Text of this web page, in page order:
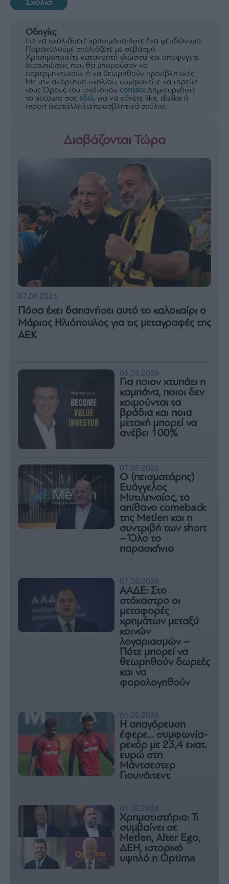
Σχόλια
Οδηγίες
Για να σχολιάσετε χρησιμοποιήστε ένα ψευδώνυμο.
Παρακαλούμε σχολιάζετε με σεβασμό.
Χρησιμοποιείτε κατανοητή γλώσσα και αποφύγετε
διατυπώσεις που θα μπορούσαν να
παρερμηνευτούν ή να θεωρηθούν προσβλητικές.
Με την ανάρτηση σχολίου, συμφωνείτε να τηρείτε
τους Όρους του ιστότοπου contactΔημιουργήστε
το account σας εδώ, για να κάνετε like, dislike ή
report ακατάλληλα/προσβλητικά σχόλια.
Διαβάζονται Τώρα
07.08.2026
Πόσα έχει δαπανήσει αυτό το καλοκαίρι ο
Μάριος Ηλιόπουλος για τις μεταγραφές της
ΑΕΚ
06.08.2026
Για ποιον χτυπάει η
καμπάνα, ποιοι δεν
κοιμούνται τα
βράδια και ποια
μετοχή μπορεί να
ανέβει 100%
07.08.2026
Ο (πεισματάρης)
Ευάγγελος
Μυτιληναίος, το
απίθανο comeback
της Μetlen και η
συντριβή των short
– Όλο το
παρασκήνιο
07.08.2026
ΑΑΔΕ: Στο
στόχαστρο οι
μεταφορές
χρημάτων μεταξύ
κοινών
λογαριασμών –
Πότε μπορεί να
θεωρηθούν δωρεές
και να
φορολογηθούν
06.08.2026
Η απαγόρευση
έφερε… συμφωνία-
ρεκόρ με 23,4 εκατ.
ευρώ στη
Μάντσεστερ
Γιουνάιτεντ
06.08.2026
Χρηματιστήριο: Τι
συμβαίνει σε
Metlen, Αlter Ego,
ΔΕΗ, ιστορικό
υψηλό η Optima